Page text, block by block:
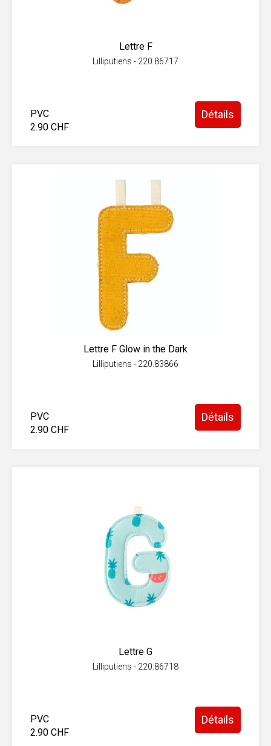
Lettre F
Lilliputiens - 220.86717
PVC
2.90 CHF
Détails
Lettre F Glow in the Dark
Lilliputiens - 220.83866
PVC
2.90 CHF
Détails
Lettre G
Lilliputiens - 220.86718
PVC
2.90 CHF
Détails